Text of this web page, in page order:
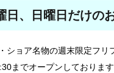
日、日曜日だけの
ショア名物の週末限定フリ
までオープンしておりま